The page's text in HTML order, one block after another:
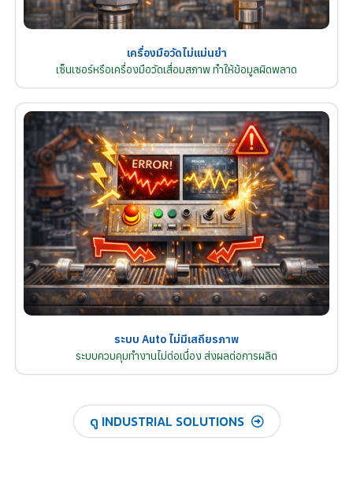
เครื่องมือวัดไม่แม่นยำ
เซ็นเซอร์หรือเครื่องมือวัดเสื่อมสภาพ ทำให้ข้อมูลผิดพลาด
ระบบ Auto ไม่มีเสถียรภาพ
ระบบควบคุมทำงานไม่ต่อเนื่อง ส่งผลต่อการผลิต
ดู INDUSTRIAL SOLUTIONS